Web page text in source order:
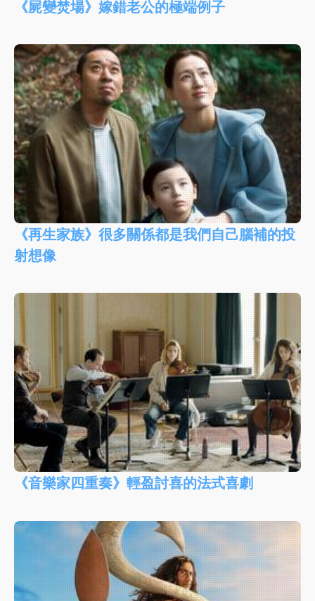
《屍變焚場》嫁錯老公的極端例子
《再生家族》很多關係都是我們自己腦補的投
射想像
《音樂家四重奏》輕盈討喜的法式喜劇